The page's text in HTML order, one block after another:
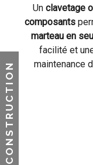
Un clavetage
composants
marteau en
facilité et
maintenance
CONSTRUCTION